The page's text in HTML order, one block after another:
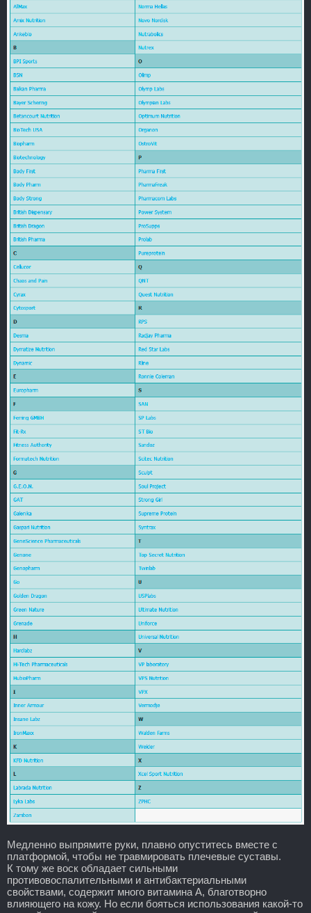
Медленно выпрямите руки, плавно опуститесь вместе с
платформой, чтобы не травмировать плечевые суставы.
К тому же воск обладает сильными
противовоспалительными и антибактериальными
свойствами, содержит много витамина А, благотворно
влияющего на кожу. Но если бояться использования какой-то